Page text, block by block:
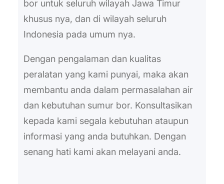
bor untuk seluruh wilayah Jawa Timur
khusus nya, dan di wilayah seluruh
Indonesia pada umum nya.
Dengan pengalaman dan kualitas
peralatan yang kami punyai, maka akan
membantu anda dalam permasalahan air
dan kebutuhan sumur bor. Konsultasikan
kepada kami segala kebutuhan ataupun
informasi yang anda butuhkan. Dengan
senang hati kami akan melayani anda.